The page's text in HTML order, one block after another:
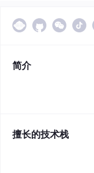
简介
擅长的技术栈